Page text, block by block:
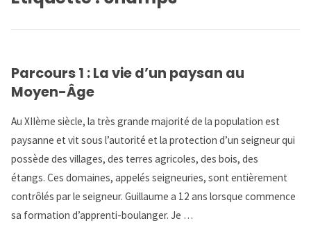
Parcours 1 : La vie d’un paysan au
Moyen-Âge
Au XIIème siècle, la très grande majorité de la population est
paysanne et vit sous l’autorité et la protection d’un seigneur qui
possède des villages, des terres agricoles, des bois, des
étangs. Ces domaines, appelés seigneuries, sont entièrement
contrôlés par le seigneur. Guillaume a 12 ans lorsque commence
sa formation d’apprenti-boulanger. Je …